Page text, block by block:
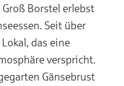
Borstel erlebst
Seit über
das eine
verspricht.
Gänsebrust